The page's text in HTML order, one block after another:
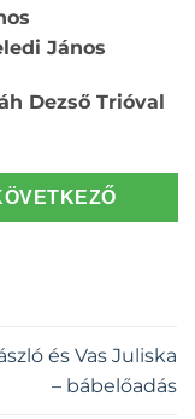
János
Dezső Trióval
és Vas Juliska
– bábelőadás